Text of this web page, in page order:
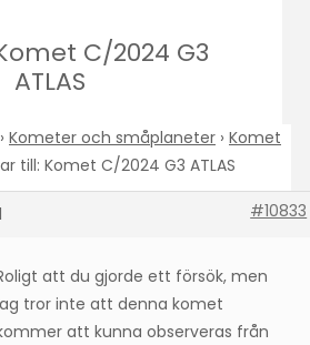
C/2024 G3
ATLAS
› Kometer och småplaneter › Komet
till: Komet C/2024 G3 ATLAS
#10833
att du gjorde ett försök, men
tror inte att denna komet
att kunna observeras från